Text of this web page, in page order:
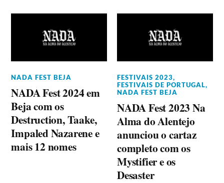
NADA FEST BEJA
NADA Fest 2024 em
Beja com os
Destruction, Taake,
Impaled Nazarene e
mais 12 nomes
FESTIVAIS 2023,
FESTIVAIS DE PORTUGAL,
NADA FEST BEJA
NADA Fest 2023 Na
Alma do Alentejo
anunciou o cartaz
completo com os
Mystifier e os
Desaster